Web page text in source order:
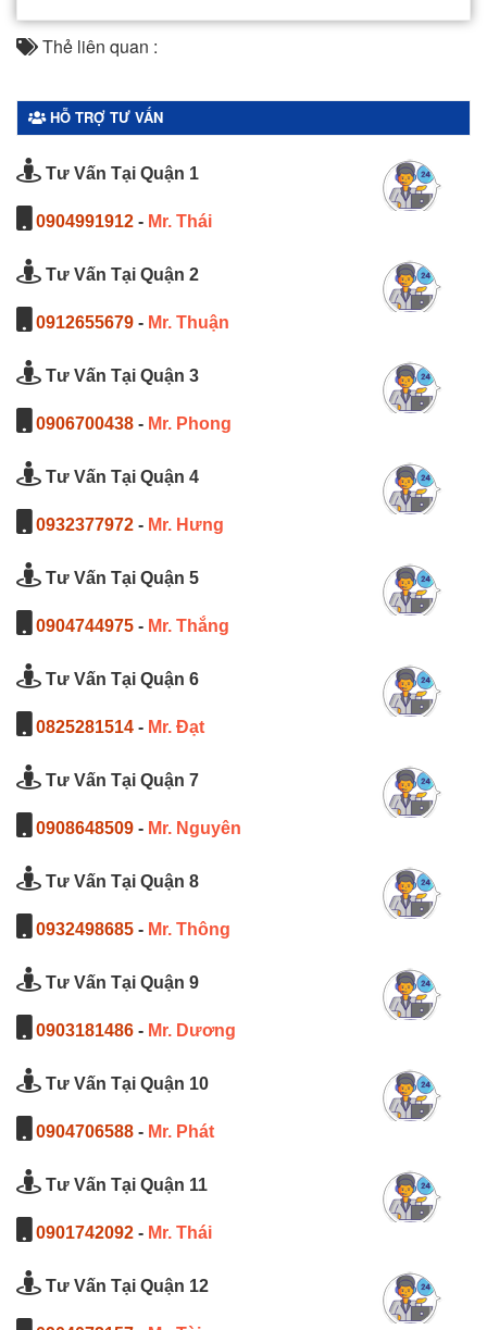
Thẻ liên quan :
HỖ TRỢ TƯ VẤN
Tư Vấn Tại Quận 1
0904991912 - Mr. Thái
Tư Vấn Tại Quận 2
0912655679 - Mr. Thuận
Tư Vấn Tại Quận 3
0906700438 - Mr. Phong
Tư Vấn Tại Quận 4
0932377972 - Mr. Hưng
Tư Vấn Tại Quận 5
0904744975 - Mr. Thắng
Tư Vấn Tại Quận 6
0825281514 - Mr. Đạt
Tư Vấn Tại Quận 7
0908648509 - Mr. Nguyên
Tư Vấn Tại Quận 8
0932498685 - Mr. Thông
Tư Vấn Tại Quận 9
0903181486 - Mr. Dương
Tư Vấn Tại Quận 10
0904706588 - Mr. Phát
Tư Vấn Tại Quận 11
0901742092 - Mr. Thái
Tư Vấn Tại Quận 12